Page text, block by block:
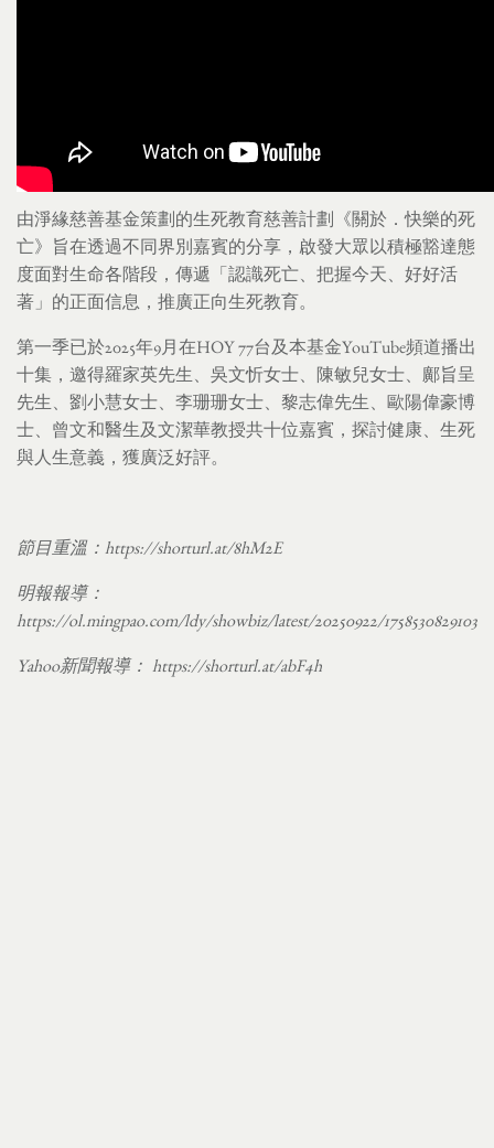
由淨緣慈善基金策劃的生死教育慈善計劃《關於．快樂的死
亡》旨在透過不同界別嘉賓的分享，啟發大眾以積極豁達態
度面對生命各階段，傳遞「認識死亡、把握今天、好好活
著」的正面信息，推廣正向生死教育。
第一季已於2025年9月在HOY 77台及本基金YouTube頻道播出
十集，邀得羅家英先生、吳文忻女士、陳敏兒女士、鄺旨呈
先生、劉小慧女士、李珊珊女士、黎志偉先生、歐陽偉豪博
士、曾文和醫生及文潔華教授共十位嘉賓，探討健康、生死
與人生意義，獲廣泛好評。
節目重溫： https://shorturl.at/8hM2E
明報報導：
https://ol.mingpao.com/ldy/showbiz/latest/20250922/1758530829103
Yahoo新聞報導： https://shorturl.at/abF4h